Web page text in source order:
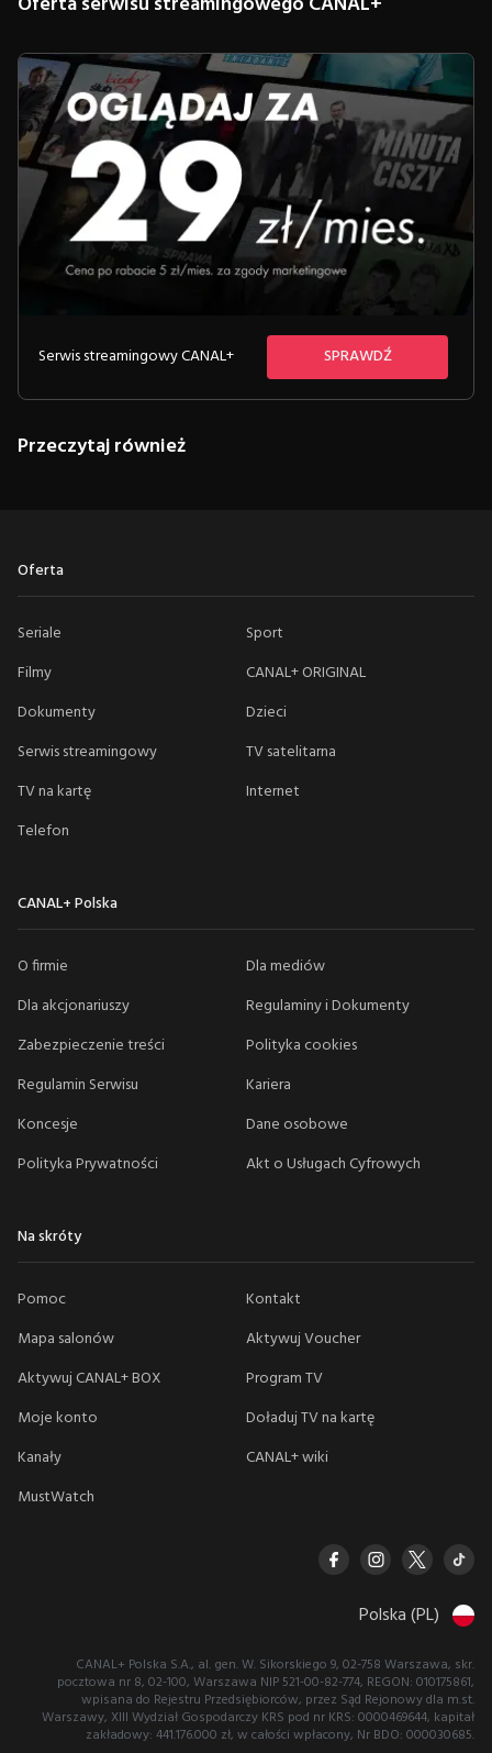
Serwis streamingowy CANAL+ SPRAWDŹ
Przeczytaj również
Oferta
Seriale
Sport
Filmy
CANAL+ ORIGINAL
Dokumenty
Dzieci
Serwis streamingowy
TV satelitarna
TV na kartę
Internet
Telefon
CANAL+ Polska
O firmie
Dla mediów
Dla akcjonariuszy
Regulaminy i Dokumenty
Zabezpieczenie treści
Polityka cookies
Regulamin Serwisu
Kariera
Koncesje
Dane osobowe
Polityka Prywatności
Akt o Usługach Cyfrowych
Na skróty
Pomoc
Kontakt
Mapa salonów
Aktywuj Voucher
Aktywuj CANAL+ BOX
Program TV
Moje konto
Doładuj TV na kartę
Kanały
CANAL+ wiki
MustWatch
Polska (PL)
CANAL+ Polska S.A., al. gen. W. Sikorskiego 9, 02-758 Warszawa, skr.
pocztowa nr 8, 02-100, Warszawa NIP 521-00-82-774, REGON: 010175861,
wpisana do Rejestru Przedsiębiorców, przez Sąd Rejonowy dla m.st.
Warszawy, XIII Wydział Gospodarczy KRS pod nr KRS: 0000469644, kapitał
zakładowy: 441.176.000 zł, w całości wpłacony, Nr BDO: 000030685.